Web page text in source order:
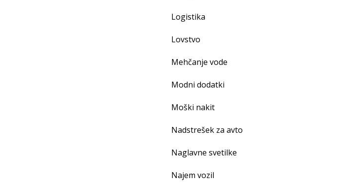
Logistika
Lovstvo
Mehčanje vode
Modni dodatki
Moški nakit
Nadstrešek za avto
Naglavne svetilke
Najem vozil